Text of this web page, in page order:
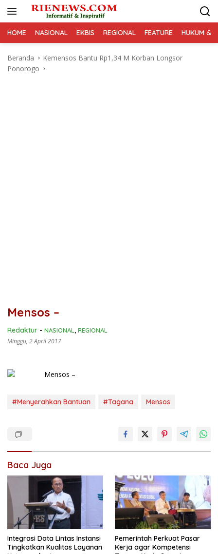
HOME NASIONAL EKBIS REGIONAL FEATURE HUKUM &
Beranda
Kemensos Bantu Rp1,34 M Korban Longsor
Ponorogo
Mensos –
Redaktur - NASIONAL, REGIONAL
Minggu, 2 April 2017
#Menyerahkan Bantuan #Tagana Mensos
Baca Juga
Integrasi Data Lintas Instansi
Tingkatkan Kualitas Layanan
Pemerintah Perkuat Pasar
Kerja agar Kompetensi